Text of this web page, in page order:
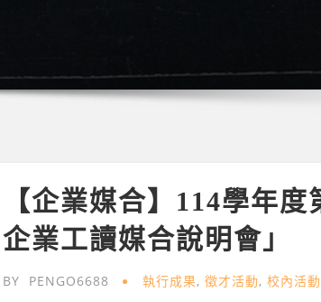
【企業媒合】114學年
企業工讀媒合說明會」
BY PENGO6688 執行成果,徵才活動,校內活動